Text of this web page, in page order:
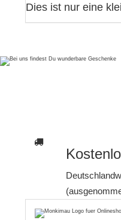
Dies ist nur eine